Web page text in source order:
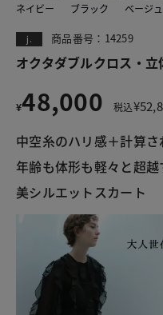
ネイビー ブラック ベージュ
j. 商品番号：14259
オクタダブルクロス・
¥48,000 税込¥
中空糸のハリ感＋計算さ
年齢も体形も軽々と超越
美シルエットスカート
この商品をシェアする
¥48,000 税込
LINE